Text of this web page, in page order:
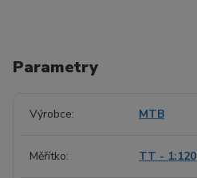
Parametry
Výrobce MTB
Měřítko TT - 1:120